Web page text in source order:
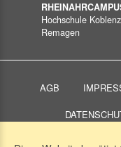
Hochschule Koblenz
Remagen
AGB